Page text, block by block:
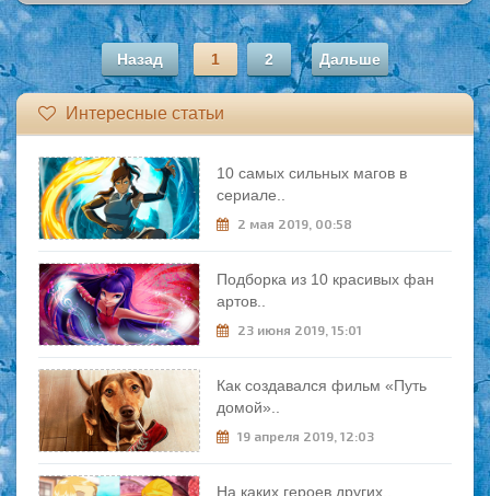
Назад 1 2 Дальше
Интересные статьи
10 самых сильных магов в
сериале..
2 мая 2019, 00:58
Подборка из 10 красивых фан
артов..
23 июня 2019, 15:01
Как создавался фильм «Путь
домой»..
19 апреля 2019, 12:03
На каких героев других..